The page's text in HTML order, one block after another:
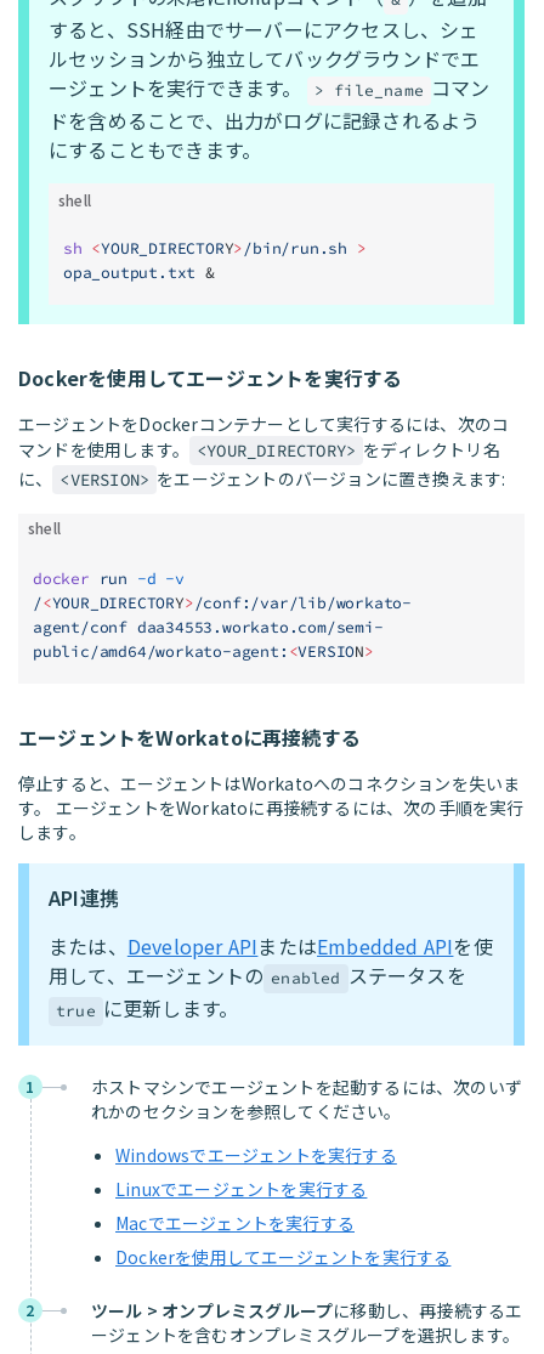
すると、SSH経由でサーバーにアクセスし、シェ
ルセッションから独立してバックグラウンドでエ
ージェントを実行できます。
> file_name コマン
ドを含めることで、出力がログに記録されるよう
にすることもできます。
shell
sh <YOUR_DIRECTORY>/bin/run.sh >
opa_output.txt &
Dockerを使用してエージェントを実行する
エージェントをDockerコンテナーとして実行するには、次のコ
マンドを使用します。
<YOUR_DIRECTORY> をディレクトリ名
に、
<VERSION> をエージェントのバージョンに置き換えます:
shell
docker run -d -v
/<YOUR_DIRECTORY>/conf:/var/lib/workato-
agent/conf daa34553.workato.com/semi-
public/amd64/workato-agent: <VERSION>
エージェントをWorkatoに再接続する
停止すると、エージェントはWorkatoへのコネクションを失いま
す。 エージェントをWorkatoに再接続するには、次の手順を実行
します。
API連携
または、 Developer APIまたはEmbedded APIを使
用して、エージェントの enabled ステータスを
true に更新します。
1
ホストマシンでエージェントを起動するには、次のいず
れかのセクションを参照してください。
Windowsでエージェントを実行する
Linuxでエージェントを実行する
Macでエージェントを実行する
Dockerを使用してエージェントを実行する
2 ツール > オンプレミスグループに移動し、再接続するエ
ージェントを含むオンプレミスグループを選択します。